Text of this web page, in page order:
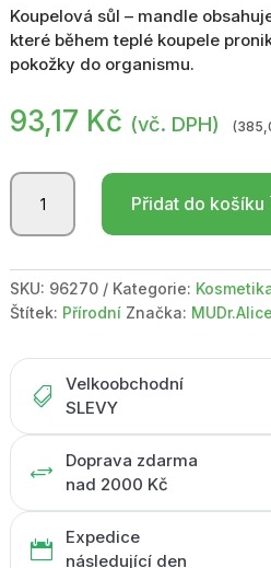
Koupelová sůl – mandle
které během teplé koupele
pokožky do organismu.
93,17 Kč (vč. DPH)
Mandle
koupelová
sůl
množství
Přidat do košíku
SKU: 96270 Kategorie:
Štítek: Přírodní Značka:

Velkoobchodní
SLEVY
+
Doprava zdarma
nad 2000 Kč

Expedice
následující den